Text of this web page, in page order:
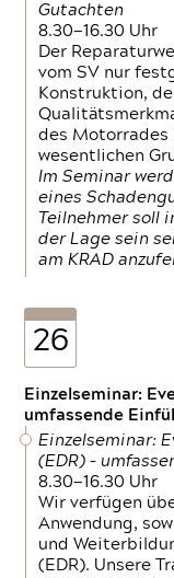
Gutachten
8.30—16.30 Uhr
Der
vom SV nur
Konstruktion,
des Motorrades
wesentlichen
Im Seminar
eines
Teilnehmer soll
der Lage sein
am KRAD
26
Einzelseminar:
umfassende
Einzelseminar:
(EDR) –
8.30—16.30 Uhr
Wir verfügen
Anwendung,
und
(EDR). Unsere